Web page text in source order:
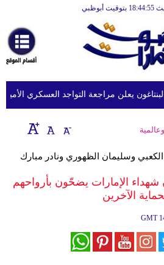
أبوظبي
أخبارعاجلة
رياضة
ثقافة
إقتصاد
وموسيقى
أزياء
يعلن مراجعة التواجد العسكري
وسليمان الظهوري ونادر مبارك
الإمارات يضحّون بأرواحهم
الآخرين
GMT